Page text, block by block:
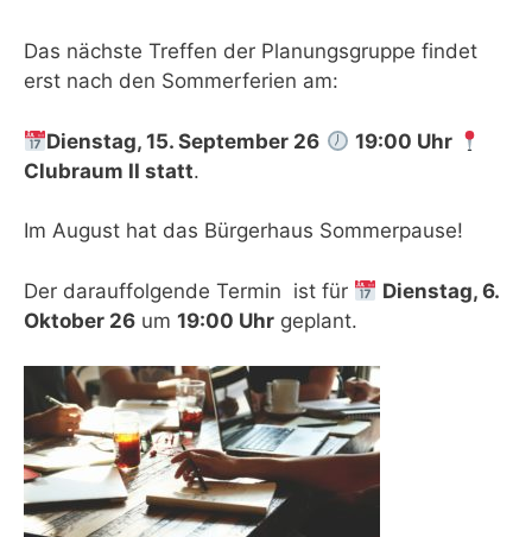
Das nächste Treffen der Planungsgruppe findet
erst nach den Sommerferien am:
Dienstag, 15. September 26
19:00 Uhr
Clubraum II statt.
Im August hat das Bürgerhaus Sommerpause!
Der darauffolgende Termin ist für
Dienstag, 6.
Oktober 26 um 19:00 Uhr geplant.